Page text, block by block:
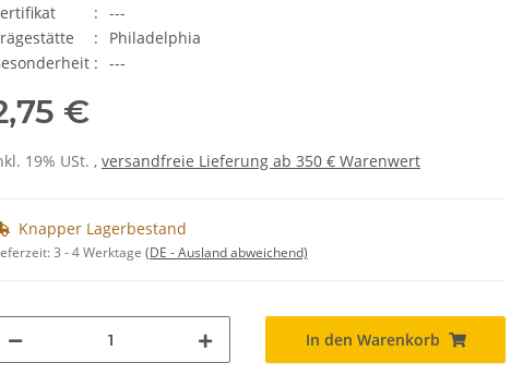
: ---
:
Philadelphia
: ---
€
19% USt. , versandfreie Lieferung ab 350 € Warenwert
Knapper Lagerbestand
3 - 4 Werktage (DE - Ausland abweichend)
In den Warenkorb